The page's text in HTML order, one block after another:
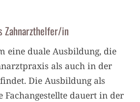
Zahnarzthelfer/in
eine duale Ausbildung, die
als auch in der
Die Ausbildung als
Fachangestellte dauert in der